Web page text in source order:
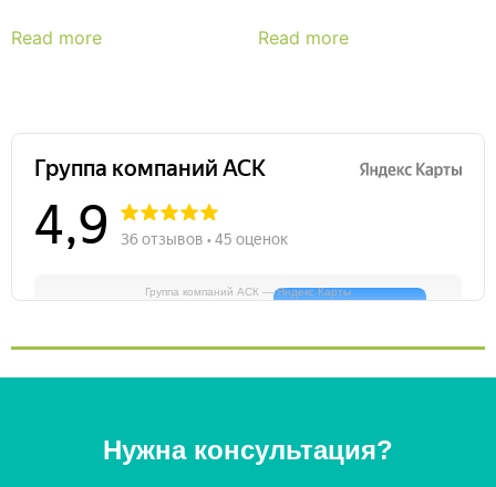
Read more Read more
Группа компаний АСК — Яндекс Карты
Нужна консультация?